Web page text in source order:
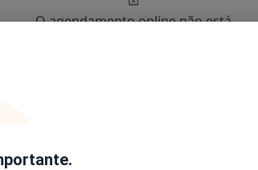
O agendamento online não está